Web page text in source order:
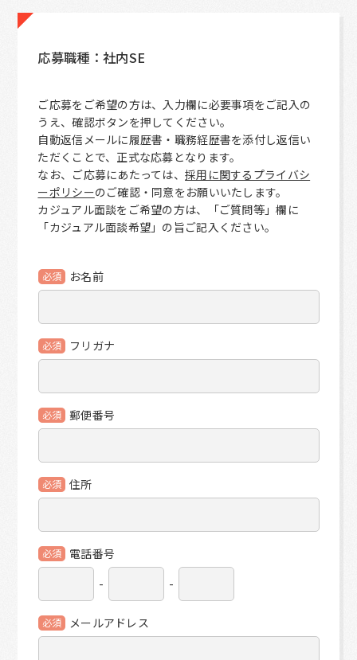
応募職種：社内SE
ご応募をご希望の方は、入力欄に必要事項をご記入の
うえ、確認ボタンを押してください。
自動返信メールに履歴書・職務経歴書を添付し返信い
ただくことで、正式な応募となります。
なお、ご応募にあたっては、採用に関するプライバシ
ーポリシーのご確認・同意をお願いいたします。
カジュアル面談をご希望の方は、「ご質問等」欄に
「カジュアル面談希望」の旨ご記入ください。
必須 お名前
必須 フリガナ
必須 郵便番号
必須 住所
必須
電話番号
-
-
必須 メールアドレス